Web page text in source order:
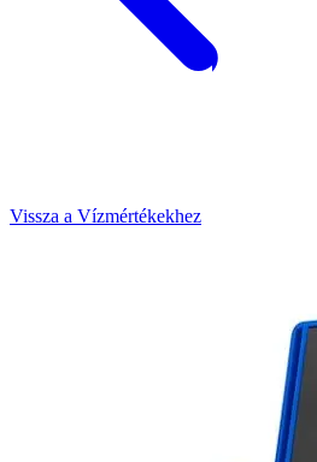
Vissza a Vízmértékekhez